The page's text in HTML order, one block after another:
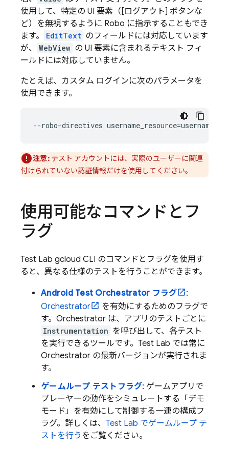
使用して、特定の UI 要素（[ログアウト] ボタンな
ど）を無視するように Robo に指示することもでき
ます。
EditText のフィールドには対応しています
が、
WebView の UI 要素に含まれるテキスト フィ
ールドには対応していません。
たとえば、カスタム ログインに次のパラメータを
使用できます。
注意:テスト アカウントには、実際のユーザーに関連
付けられていない認証情報だけを使用してください。
使用可能なコマンドとフ
ラグ
Test Lab gcloud CLI のコマンドとフラグを使用す
ると、異なる仕様のテストを行うことができます。
Android Test Orchestrator フラグ
:
Orchestrator
を有効にするためのフラグで
す。Orchestrator は、アプリのテストごとに
Instrumentation を呼び出して、各テスト
を実行できるツールです。 Test Lab では常に
Orchestrator の最新バージョンが実行されま
す。
ゲームループ テストフラグ: ゲームアプリで
プレーヤーの動作をシミュレートする「デモ
モード」を有効にして制御する一連の構成フ
ラグ。詳しくは、 Test Lab でゲームループ テ
ストを行う をご覧ください。